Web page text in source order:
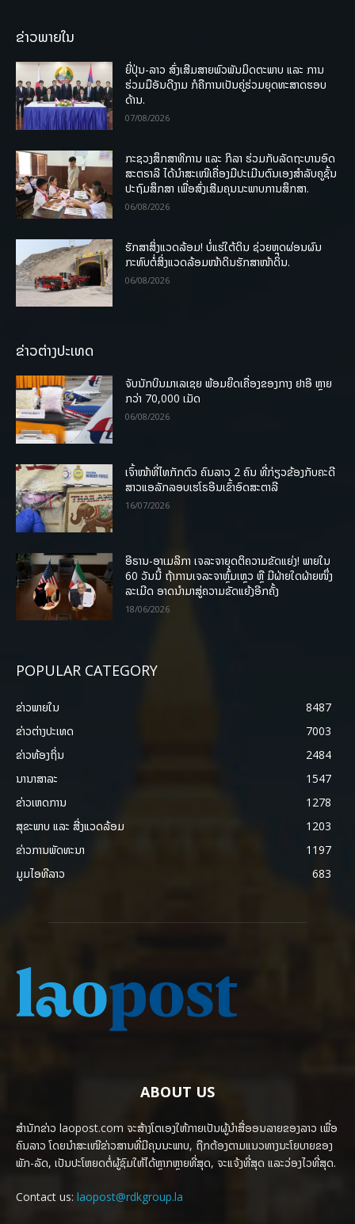
ຂ່າວພາຍໃນ
ຍີ່ປຸ່ນ-ລາວ ສົ່ງເສີມສາຍພົວພັນມິດຕະພາບ ແລະ ການ
ຮ່ວມມືອັນດີງາມ ກໍຄືການເປັນຄູ່ຮ່ວມຍຸດທະສາດຮອບ
ດ້ານ.
07/08/2026
ກະຊວງສຶກສາທິການ ແລະ ກິລາ ຮ່ວມກັບລັດຖະບານອົດ
ສະຕຣາລີ ໄດ້ນຳສະເໜີເຄື່ອງມືປະເມີນຕົນເອງສຳລັບຄູຊັ້ນ
ປະຖົມສຶກສາ ເພື່ອສົ່ງເສີມຄຸນນະພາບການສຶກສາ.
06/08/2026
ຮັກສາສິ່ງແວດລ້ອມ! ບໍ່ແຮ່ໃຕ້ດິນ ຊ່ວຍຫຼຸດຜ່ອນຜົນ
ກະທົບຕໍ່ສິ່ງແວດລ້ອມໜ້າດິນຮັກສາໜ້າດິນ.
06/08/2026
ຂ່າວຕ່າງປະເທດ
ຈັບນັກບິນມາເລເຊຍ ພ້ອມຍຶດເຄື່ອງຂອງກາງ ຢາອີ ຫຼາຍ
ກວ່າ 70,000 ເມັດ
06/08/2026
ເຈົ້າໜ້າທີ່ໄທກັກຕົວ ຄົນລາວ 2 ຄົນ ທີ່ກ່ຽວຂ້ອງກັບຄະດີ
ສາວແອລັກລອບເຮໂຣອີນເຂົ້າອົດສະຕາລີ
16/07/2026
ອີຣານ-ອາເມລິກາ ເຈລະຈາຍຸດຕິຄວາມຂັດແຍ່ງ! ພາຍໃນ
60 ວັນນີ້ ຖ້າການເຈລະຈາຫຼົ້ມເຫຼວ ຫຼື ມີຝ່າຍໃດຝ່າຍໜຶ່ງ
ລະເມີດ ອາດນໍາມາສູ່ຄວາມຂັດແຍ້ງອີກຄັ້ງ
18/06/2026
POPULAR CATEGORY
ຂ່າວພາຍ​ໃນ
8487
ຂ່າວຕ່າງປະເທດ
7003
ຂ່າວທ້ອງຖິ່ນ
2484
ນານາສາລະ
1547
ຂ່າວເຫດການ
1278
ສຸຂະພາບ ແລະ ສີ່ງແວດລ້ອມ
1203
ຂ່າວການພັດທະນາ
1197
ມູມໄອທີລາວ
683
ABOUT US
ສຳນັກຂ່າວ laopost.com ຈະສ້າງໂຕເອງໃຫ້ກາຍເປັນຜູ້ນຳສື່ອອນລາຍຂອງລາວ ເພື່ອ
ຄົນລາວ ໂດຍນຳສະເໜີຂ່າວສານທີ່ມີຄຸນນະພາບ, ຖືກຕ້ອງຕາມແນວທາງນະໂຍບາຍຂອງ
ພັກ-ລັດ, ເປັນປະໂຫຍດຕໍ່ຜູ້ຊົມໃຫ້ໄດ້ຫຼາກຫຼາຍທີ່ສຸດ, ຈະແຈ້ງທີ່ສຸດ ແລະວ່ອງໄວທີ່ສຸດ.
Contact us: laopost@rdkgroup.la